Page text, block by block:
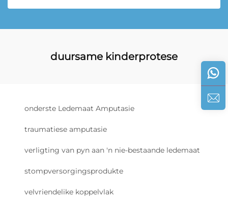
duursame kinderprotese
onderste Ledemaat Amputasie
traumatiese amputasie
verligting van pyn aan 'n nie-bestaande ledemaat
stompversorgingsprodukte
velvriendelike koppelvlak